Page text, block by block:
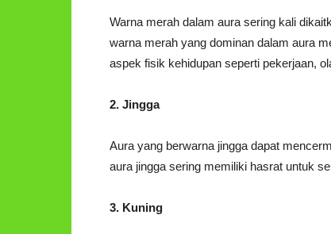
Warna merah dalam aura sering kali
warna merah yang dominan dalam aura
aspek fisik kehidupan seperti pekerjaan,
2. Jingga
Aura yang berwarna jingga dapat
aura jingga sering memiliki hasrat untuk
3. Kuning